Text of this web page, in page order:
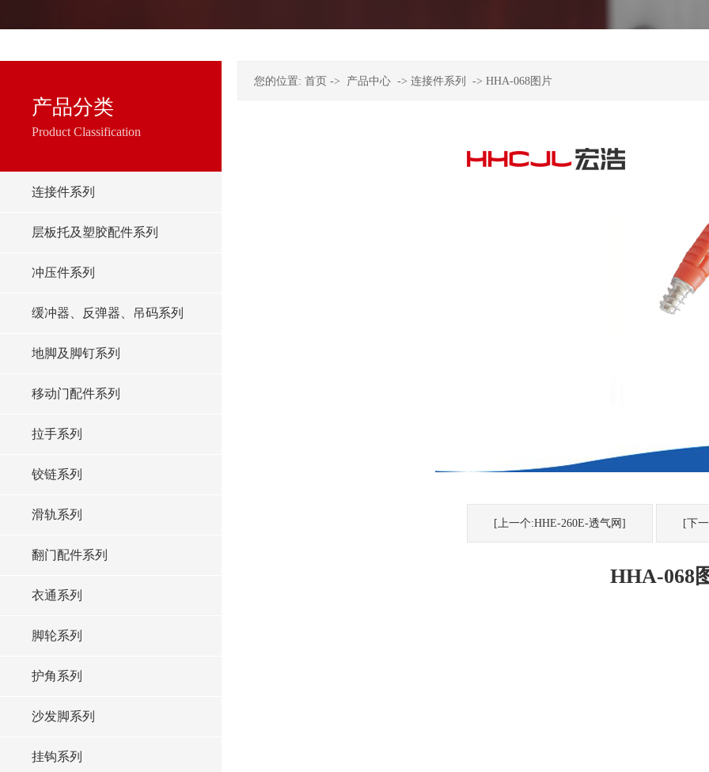
产品分类
Product Classification
连接件系列
层板托及塑胶配件系列
冲压件系列
缓冲器、反弹器、吊码系列
地脚及脚钉系列
移动门配件系列
拉手系列
铰链系列
滑轨系列
翻门配件系列
衣通系列
脚轮系列
护角系列
沙发脚系列
挂钩系列
您的位置: 首页 -> 产品中心 -> 连接件系列 -> HHA-068图片
[上一个:HHE-260E-透气网] [下
HHA-068